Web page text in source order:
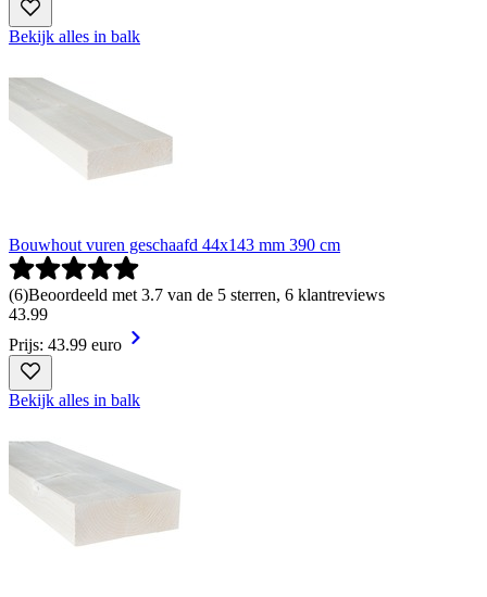
Bekijk alles in balk
Bouwhout vuren geschaafd 44x143 mm 390 cm
(6)Beoordeeld met 3.7 van de 5 sterren, 6 klantreviews
43.99
Prijs: 43.99 euro
Bekijk alles in balk